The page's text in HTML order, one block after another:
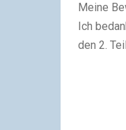
Meine
Ich
den 2.